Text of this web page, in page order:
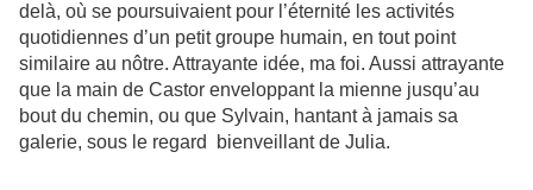
delà, où se poursuivaient pour l’éternité les activités
quotidiennes d’un petit groupe humain, en tout point
similaire au nôtre. Attrayante idée, ma foi. Aussi attrayante
que la main de Castor enveloppant la mienne jusqu’au
bout du chemin, ou que Sylvain, hantant à jamais sa
galerie, sous le regard bienveillant de Julia.